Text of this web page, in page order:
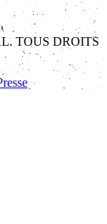
TOUS DROITS